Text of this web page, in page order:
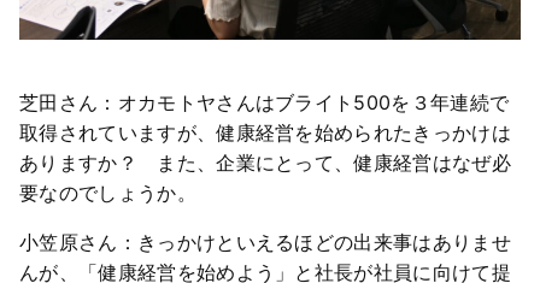
芝田さん：オカモトヤさんはブライト500を３年連続で
取得されていますが、健康経営を始められたきっかけは
ありますか？ また、企業にとって、健康経営はなぜ必
要なのでしょうか。
小笠原さん：きっかけといえるほどの出来事はありませ
んが、「健康経営を始めよう」と社長が社員に向けて提